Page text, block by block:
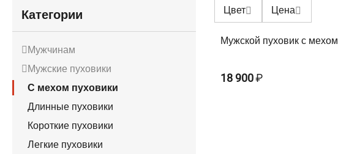
Цвет Цена
Мужской пуховик с мехом
18 900₽
Категории
Мужчинам
Мужские пуховики
С мехом пуховики
Длинные пуховики
Короткие пуховики
Легкие пуховики